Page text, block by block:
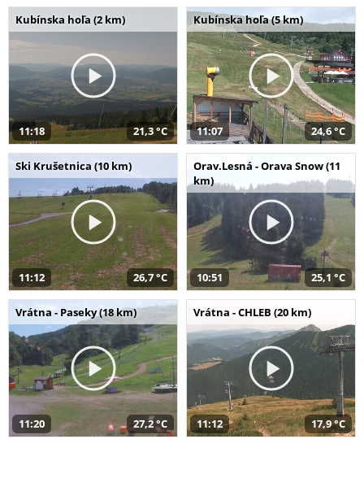
Kubínska hoľa (2 km)
11:18 21,3 °C
Kubínska hoľa (5 km)
11:07 24,6 °C
Ski Krušetnica (10 km)
11:12 26,7 °C
Orav.Lesná - Orava Snow (11
km)
10:51 25,1 °C
Vrátna - Paseky (18 km)
11:20 27,2 °C
Vrátna - CHLEB (20 km)
11:12 17,9 °C